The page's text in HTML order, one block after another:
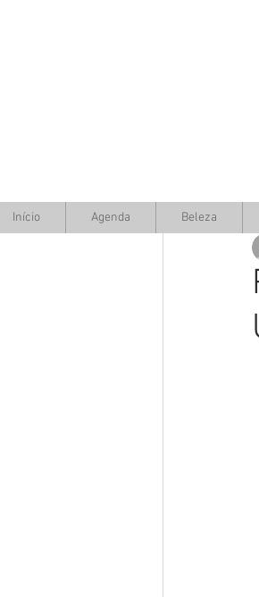
Início Agenda Beleza